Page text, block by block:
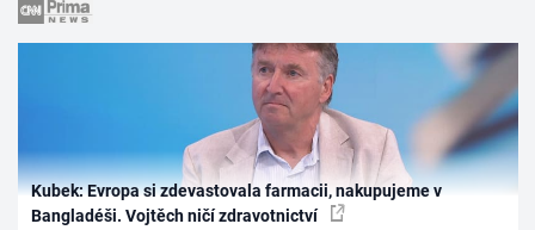
Kubek: Evropa si zdevastovala farmacii, nakupujeme v
Bangladéši. Vojtěch ničí zdravotnictví